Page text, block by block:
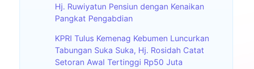
Hj. Ruwiyatun Pensiun dengan Kenaikan
Pangkat Pengabdian
KPRI Tulus Kemenag Kebumen Luncurkan
Tabungan Suka Suka, Hj. Rosidah Catat
Setoran Awal Tertinggi Rp50 Juta